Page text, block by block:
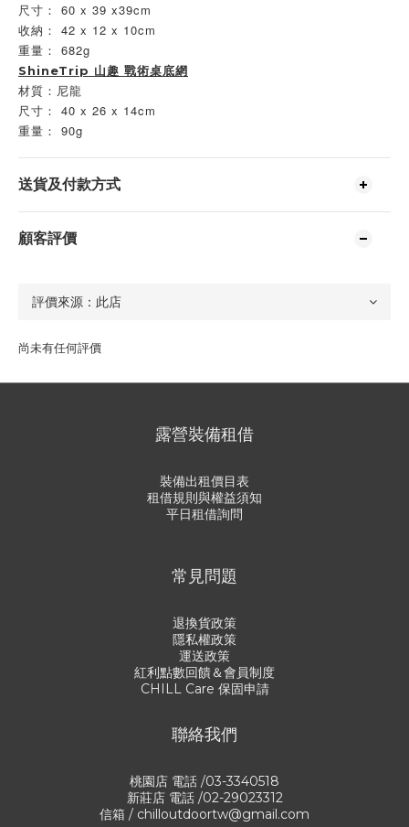
尺寸： 60 x 39 x39cm
收納： 42 x 12 x 10cm
重量： 682g
ShineTrip 山趣 戰術桌底網
材質：尼龍
尺寸： 40 x 26 x 14cm
重量： 90g
送貨及付款方式
顧客評價
尚未有任何評價
露營裝備租借
裝備出租價目表
租借規則與權益須知
平日租借詢問
常見問題
退換貨政策
隱私權政策
運送政策
紅利點數回饋＆會員制度
CHILL Care 保固申請
聯絡我們
桃園店 電話 /03-3340518
新莊店 電話 /02-29023312
信箱 / chilloutdoortw@gmail.com